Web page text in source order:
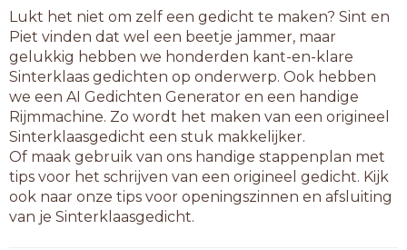
wessi
winti
6-letterwoorden
agoeti
alkali
alumni
berini
bikini
cumuli
cynici
eilaci
Lukt het niet om zelf een gedicht te maken? Sint en
Piet vinden dat wel een beetje jammer, maar
gelukkig hebben we honderden kant-en-klare
Sinterklaas gedichten op onderwerp. Ook hebben
we een AI Gedichten Generator en een handige
Rijmmachine. Zo wordt het maken van een origineel
Sinterklaasgedicht een stuk makkelijker.
Of maak gebruik van ons handige stappenplan met
tips voor het schrijven van een origineel gedicht. Kijk
ook naar onze tips voor openingszinnen en afsluiting
van je Sinterklaasgedicht.